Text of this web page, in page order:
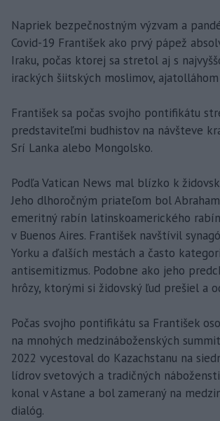
Napriek bezpečnostným výzvam a
Covid-19 František ako prvý pápež
Iraku, počas ktorej sa stretol aj s
irackých šiitských moslimov,
František sa počas svojho pontifikátu
predstaviteľmi budhistov na návšteve
Srí Lanka alebo Mongolsko.
Podľa Vatican News mal blízko k
Jeho dlhoročným priateľom bol
emeritný rabín latinskoamerického
v Buenos Aires. František navštívil
Yorku a ďalších mestách a často
antisemitizmus. Podobne ako jeho
hrôzy, ktorými si židovský ľud prešiel a
Počas svojho pontifikátu sa František
na mnohých medzináboženských
2022 vycestoval do Kazachstanu na
lídrov svetových a tradičných
konal v Astane a bol zameraný na
dialóg.